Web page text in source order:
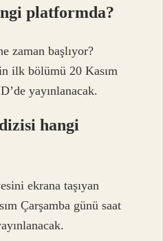
platformda?
zaman başlıyor?
ilk bölümü 20 Kasım
yayınlanacak.
hangi
ekrana taşıyan
Çarşamba günü saat